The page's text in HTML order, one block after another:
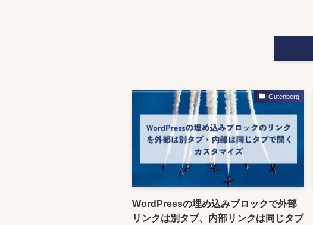
Gutenberg
WordPressの埋め込みブロックで外部
リンクは別タブ、内部リンクは同じタブ